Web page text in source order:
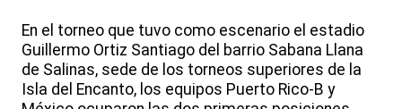
En el torneo que tuvo como escenario el estadio
Guillermo Ortiz Santiago del barrio Sabana Llana
de Salinas, sede de los torneos superiores de la
Isla del Encanto, los equipos Puerto Rico-B y